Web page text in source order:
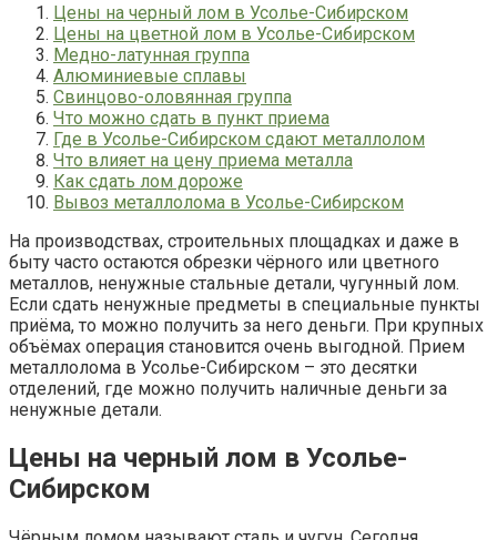
Цены на черный лом в Усолье-Сибирском
Цены на цветной лом в Усолье-Сибирском
Медно-латунная группа
Алюминиевые сплавы
Свинцово-оловянная группа
Что можно сдать в пункт приема
Где в Усолье-Сибирском сдают металлолом
Что влияет на цену приема металла
Как сдать лом дороже
Вывоз металлолома в Усолье-Сибирском
На производствах, строительных площадках и даже в
быту часто остаются обрезки чёрного или цветного
металлов, ненужные стальные детали, чугунный лом.
Если сдать ненужные предметы в специальные пункты
приёма, то можно получить за него деньги. При крупных
объёмах операция становится очень выгодной. Прием
металлолома в Усолье-Сибирском – это десятки
отделений, где можно получить наличные деньги за
ненужные детали.
Цены на черный лом в Усолье-
Сибирском